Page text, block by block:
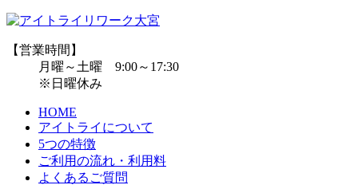
【営業時間】
月曜～土曜 9:00～17:30
※日曜休み
HOME
アイトライについて
5つの特徴
ご利用の流れ・利用料
よくあるご質問